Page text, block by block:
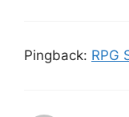
Pingback: RPG